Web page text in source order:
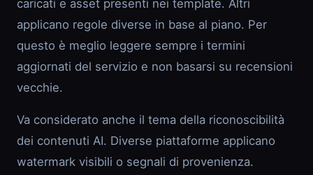
caricati e asset presenti nei template. Altri
applicano regole diverse in base al piano. Per
questo è meglio leggere sempre i termini
aggiornati del servizio e non basarsi su recensioni
vecchie.
Va considerato anche il tema della riconoscibilità
dei contenuti AI. Diverse piattaforme applicano
watermark visibili o segnali di provenienza.